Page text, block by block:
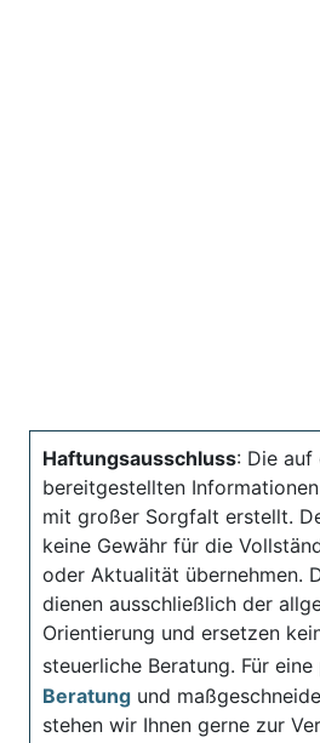
Haftungsausschluss: Die auf
bereitgestellten
mit großer Sorgfalt erstellt.
keine Gewähr für die
oder Aktualität übernehmen.
dienen ausschließlich der
Orientierung und ersetzen
steuerliche Beratung. Für
Beratung und
stehen wir Ihnen gerne zur